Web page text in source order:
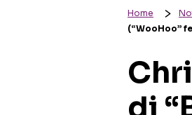
Home
(“WooHoo”